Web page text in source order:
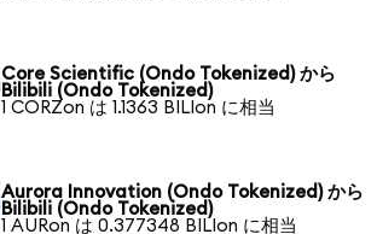
Core Scientific (Ondo Tokenized) から
Bilibili (Ondo Tokenized)
1 CORZon は 1.1363 BILIon に相当
Aurora Innovation (Ondo Tokenized) から
Bilibili (Ondo Tokenized)
1 AURon は 0.377348 BILIon に相当